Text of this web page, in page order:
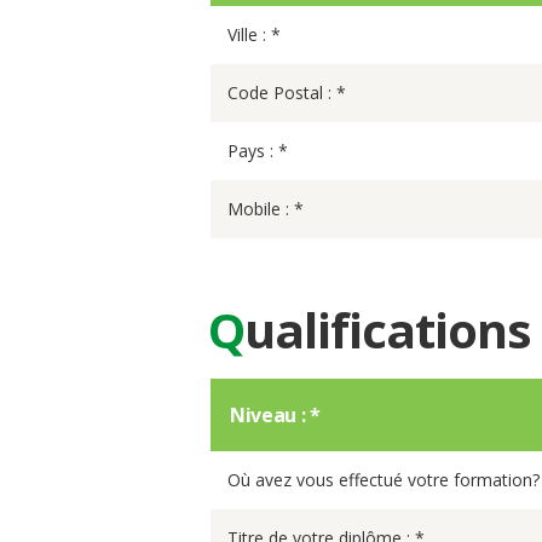
Ville : *
Code Postal : *
Pays : *
Mobile : *
Qualifications
Niveau : *
Où avez vous effectué votre
Titre de votre diplôme : *